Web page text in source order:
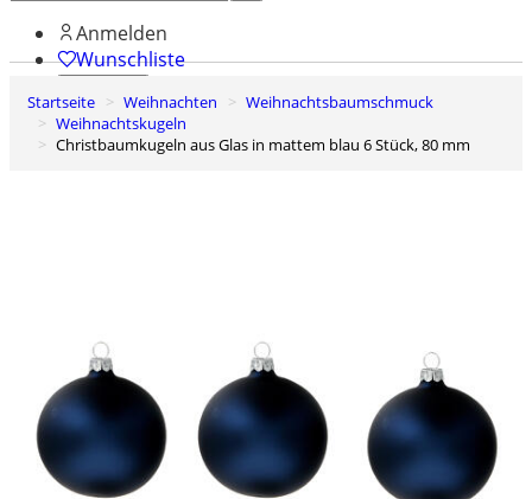
Anmelden
Wunschliste
0
Warenkorb
Startseite Weihnachten
Weihnachtsbaumschmuck
Weihnachtskugeln
Christbaumkugeln aus Glas in mattem blau 6 Stück, 80 mm